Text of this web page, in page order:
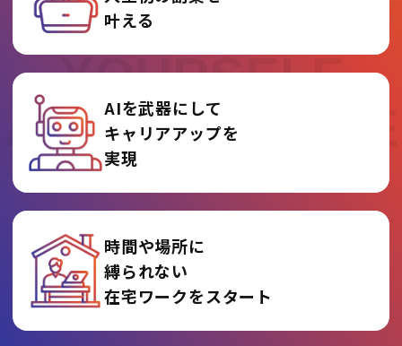
REINVENT
YOURSELF
AT AI COLLEGE
叶える
AIを武器にして
キャリアアップを
実現
時間や場所に
縛られない
在宅ワークをスタート